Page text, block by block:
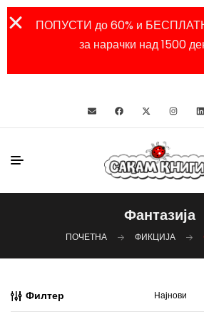
ПОПУСТИ до 60% и
за нарачки над 1500
Фантазија
ПОЧЕТНА ФИКЦИЈА
Филтер